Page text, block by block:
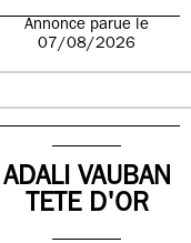
Annonce parue le
07/08/2026
ADALI VAUBAN
TETE D'OR